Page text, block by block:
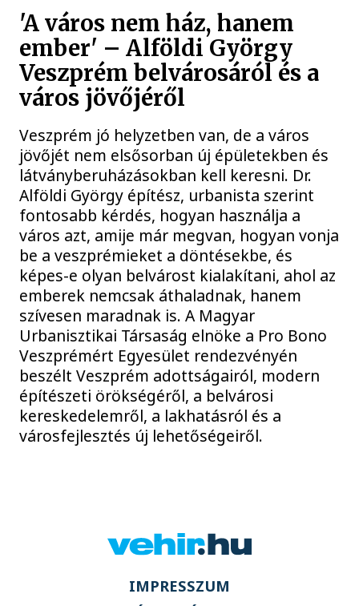
'A város nem ház, hanem
ember' – Alföldi György
Veszprém belvárosáról és a
város jövőjéről
Veszprém jó helyzetben van, de a város
jövőjét nem elsősorban új épületekben és
látványberuházásokban kell keresni. Dr.
Alföldi György építész, urbanista szerint
fontosabb kérdés, hogyan használja a
város azt, amije már megvan, hogyan vonja
be a veszprémieket a döntésekbe, és
képes-e olyan belvárost kialakítani, ahol az
emberek nemcsak áthaladnak, hanem
szívesen maradnak is. A Magyar
Urbanisztikai Társaság elnöke a Pro Bono
Veszprémért Egyesület rendezvényén
beszélt Veszprém adottságairól, modern
építészeti örökségéről, a belvárosi
kereskedelemről, a lakhatásról és a
városfejlesztés új lehetőségeiről.
IMPRESSZUM